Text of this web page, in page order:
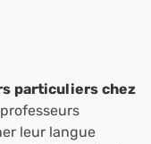
particuliers chez
leur langue